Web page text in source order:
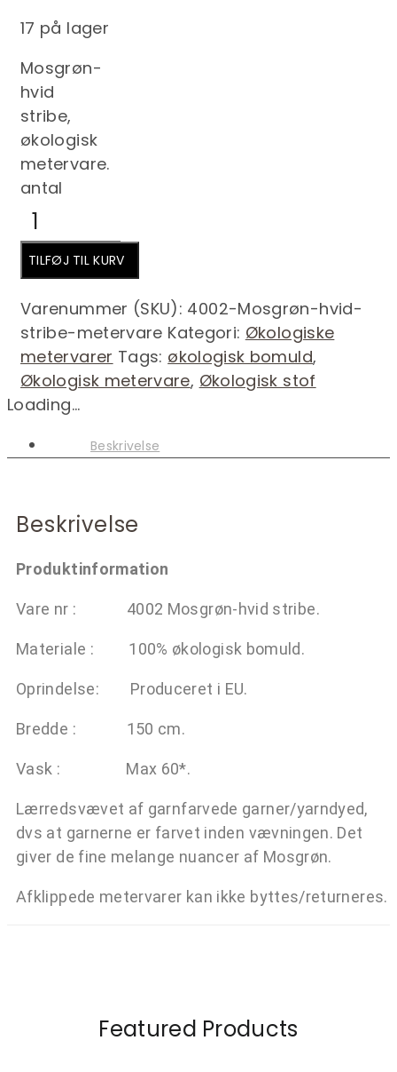
17 på lager
Mosgrøn-
hvid
stribe,
økologisk
metervare.
antal
TILFØJ TIL KURV
Varenummer (SKU): 4002-Mosgrøn-hvid-
stribe-metervare Kategori: Økologiske
metervarer Tags: økologisk bomuld,
Økologisk metervare, Økologisk stof
Loading...
Beskrivelse
Beskrivelse
Produktinformation
Vare nr : 4002 Mosgrøn-hvid stribe.
Materiale : 100% økologisk bomuld.
Oprindelse: Produceret i EU.
Bredde : 150 cm.
Vask : Max 60*.
Lærredsvævet af garnfarvede garner/yarndyed,
dvs at garnerne er farvet inden vævningen. Det
giver de fine melange nuancer af Mosgrøn.
Afklippede metervarer kan ikke byttes/returneres.
Featured Products